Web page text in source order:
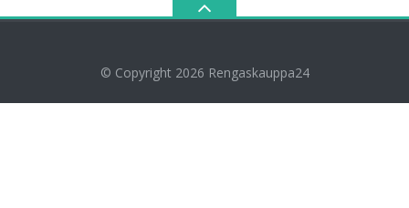
© Copyright 2026 Rengaskauppa24